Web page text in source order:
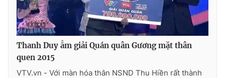
® Cấm sao chép dưới mọi hình thức nếu không có sự chấp
thuận bằng văn bản. Ghi rõ nguồn VTV.vn khi phát hành lại
thông tin từ website này.
Thanh Duy ẵm giải Quán quân Gương mặt thân
quen 2015
VTV.vn - Với màn hóa thân NSND Thu Hiền rất thành